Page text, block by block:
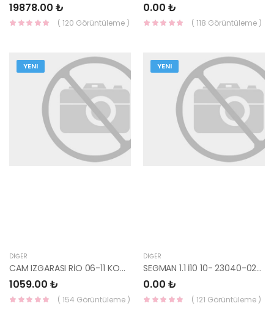
19878.00 ₺
( 120 Görüntüleme )
0.00 ₺
( 118 Görüntüleme )
YENI
DIĞER
CAM IZGARASI RİO 06-11 KOMPLE 86150-1G050-YS
1059.00 ₺
( 154 Görüntüleme )
YENI
DIĞER
SEGMAN 1.1 İ10 10- 23040-02970-HMC
0.00 ₺
( 121 Görüntüleme )